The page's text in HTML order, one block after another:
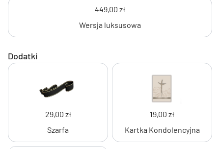
449,00 zł
Wersja luksusowa
Dodatki
29,00 zł
Szarfa
19,00 zł
Kartka Kondolencyjna